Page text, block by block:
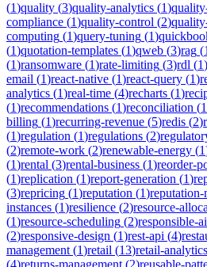
(1)quality (3)quality-analytics (1)
compliance (1)quality-control (2)
computing (1)query-tuning (1)
(1)quotation-templates (1)qweb (3)rag (1
(1)ransomware (1)rate-limiting (3)rdl (1)
email (1)react-native (1)react-query (1)
analytics (1)real-time (4)recharts (1)
(1)recommendations (1)reconciliation (1
billing (1)recurring-revenue (5)redis (2)
(1)regulation (1)regulations (2)
(2)remote-work (2)renewable-energy (1
(1)rental (3)rental-business (1)reorder-
(1)replication (1)report-generation (1)
(3)repricing (1)reputation (1)reputation-
instances (1)resilience (2)resource-
(1)resource-scheduling (2)responsible-ai
(2)responsive-design (1)rest-api (4)
management (1)retail (13)retail-analytics
(4)returns-management (2)reusable-